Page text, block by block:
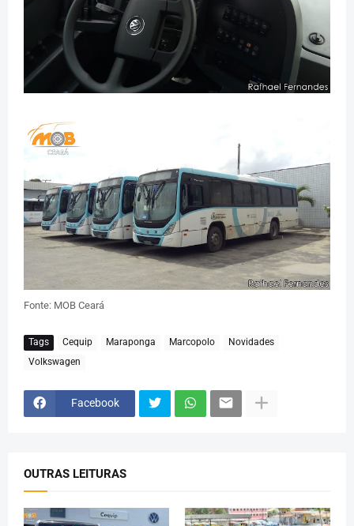
Fonte: MOB Ceará
Tags Cequip Maraponga Marcopolo
Novidades
Volkswagen
Facebook
OUTRAS LEITURAS